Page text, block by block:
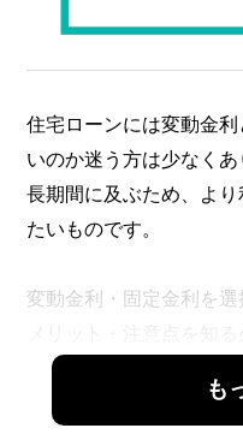
住宅ローンには変動金
いのか迷う方は少なく
長期間に及ぶため、よ
たいものです。
変動金利・固定金利を
ここでは、変動金利と
も